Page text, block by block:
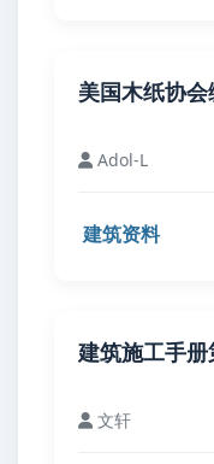
美国木纸协
Adol-L
建筑资料
建筑施工手册
文轩